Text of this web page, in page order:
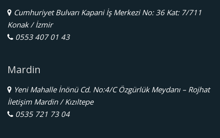
Cumhuriyet Bulvarı Kapani İş Merkezi No: 36 Kat: 7/711
Konak / İzmir
0553 407 01 43
Mardin
Yeni Mahalle İnönü Cd. No:4/C Özgürlük Meydanı – Rojhat
İletişim Mardin / Kızıltepe
0535 721 73 04